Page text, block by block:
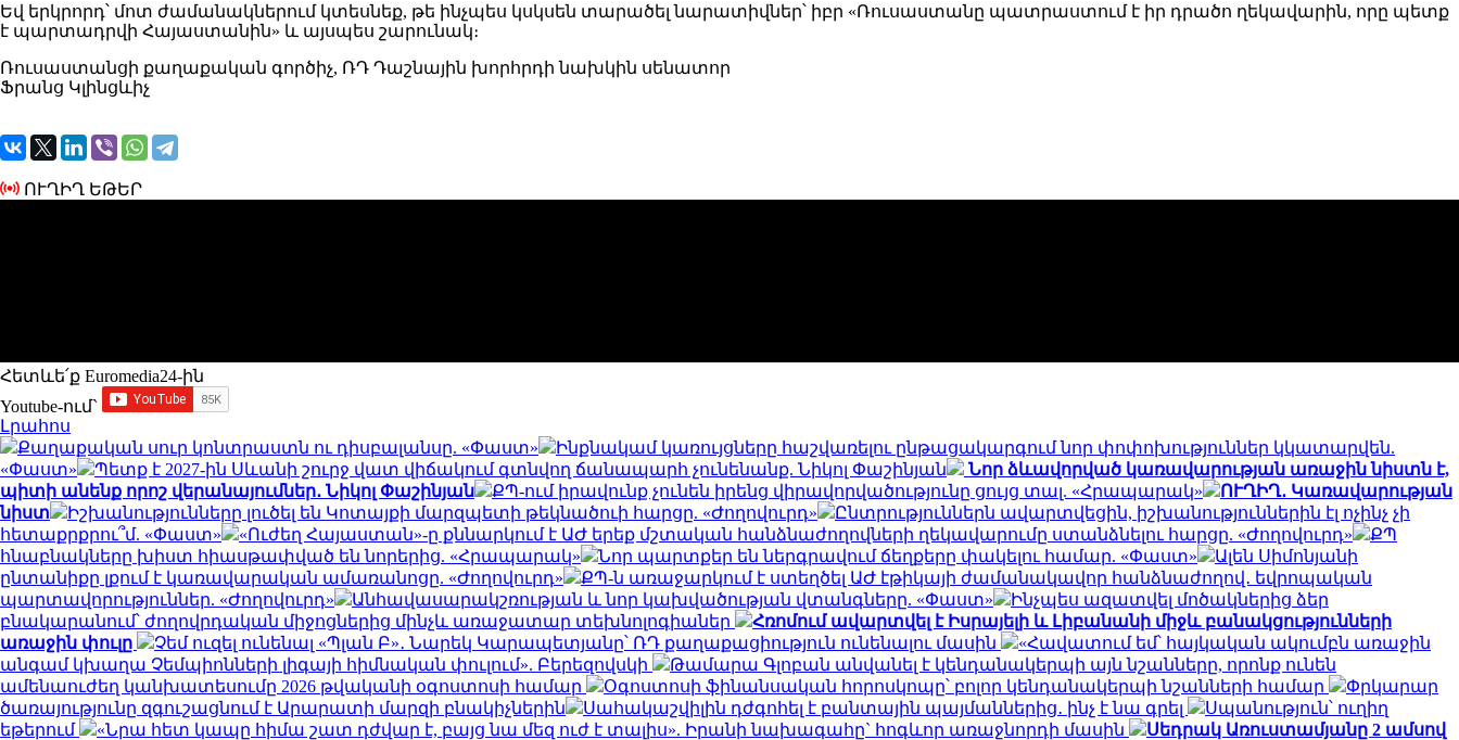
Եվ երկրորդ՝ մոտ ժամանակներում կտեսնեք, թե ինչպես կսկսեն տարածել նարատիվներ՝ իբր «Ռուսաստանը պատրաստում է իր դրածո ղեկավարին, որը պետք
է պարտադրվի Հայաստանին» և այսպես շարունակ։
Ռուսաստանցի քաղաքական գործիչ, ՌԴ Դաշնային խորհրդի նախկին սենատոր
Ֆրանց Կլինցևիչ
ՈՒՂԻՂ ԵԹԵՐ
Հետևե՛ք Euromedia24-ին
Youtube-ում`
Լրահոս
Քաղաքական սուր կոնտրաստն ու դիսբալանսը. «Փաստ»
Ինքնակամ կառույցները հաշվառելու ընթացակարգում նոր փոփոխություններ կկատարվեն.
«Փաստ»
Պետք է 2027-ին Սևանի շուրջ վատ վիճակում գտնվող ճանապարհ չունենանք. Նիկոլ Փաշինյան
Նոր ձևավորված կառավարության առաջին նիստն է,
պիտի անենք որոշ վերանայումներ․ Նիկոլ Փաշինյան
ՔՊ-ում իրավունք չունեն իրենց վիրավորվածությունը ցույց տալ. «Հրապարակ»
ՈՒՂԻՂ․ Կառավարության
նիստ
Իշխանությունները լուծել են Կոտայքի մարզպետի թեկնածուի հարցը. «Ժողովուրդ»
Ընտրություններն ավարտվեցին, իշխանություններին էլ ոչինչ չի
հետաքրքրու՞մ. «Փաստ»
«Ուժեղ Հայաստան»-ը քննարկում է ԱԺ երեք մշտական հանձնաժողովների ղեկավարումը ստանձնելու հարցը. «Ժողովուրդ»
ՔՊ
հնաբնակները խիստ հիասթափված են նորերից. «Հրապարակ»
Նոր պարտքեր են ներգրավում ճեղքերը փակելու համար. «Փաստ»
Ալեն Սիմոնյանի
ընտանիքը լքում է կառավարական ամառանոցը. «Ժողովուրդ»
ՔՊ-ն առաջարկում է ստեղծել ԱԺ էթիկայի ժամանակավոր հանձնաժողով․ եվրոպական
պարտավորություններ. «Ժողովուրդ»
Անհավասարակշռության և նոր կախվածության վտանգները. «Փաստ»
Ինչպես ազատվել մոծակներից ձեր
բնակարանում՝ ժողովրդական միջոցներից մինչև առաջատար տեխնոլոգիաներ
Հռոմում ավարտվել է Իսրայելի և Լիբանանի միջև բանակցությունների
առաջին փուլը
Չեմ ուզել ունենալ «Պլան Բ»․ Նարեկ Կարապետյանը՝ ՌԴ քաղաքացիություն ունենալու մասին
«Հավատում եմ՝ հայկական ակումբն առաջին
անգամ կխաղա Չեմպիոնների լիգայի հիմնական փուլում». Բերեզովսկի
Թամարա Գլոբան անվանել է կենդանակերպի այն նշանները, որոնք ունեն
ամենաուժեղ կանխատեսումը 2026 թվականի օգոստոսի համար
Օգոստոսի ֆինանսական հորոսկոպը՝ բոլոր կենդանակերպի նշանների համար
Փրկարար
ծառայությունը զգուշացնում է Արարատի մարզի բնակիչներին
Սահակաշվիլին դժգոհել է բանտային պայմաններից․ ինչ է նա գրել
Սպանություն՝ ուղիղ
եթերում
«Նրա հետ կապը հիմա շատ դժվար է, բայց նա մեզ ուժ է տալիս». Իրանի նախագահը` հոգևոր առաջնորդի մասին
Սեդրակ Առուստամյանը 2 ամսով